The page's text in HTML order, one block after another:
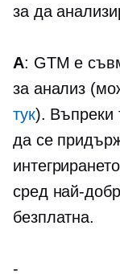
за да
A: GTM е
за анализ
тук). Въпреки
да се
сред най-
безплатна.
-